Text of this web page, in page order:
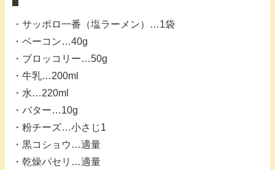
・サッポロ一番（塩ラーメン）…1袋
・ベーコン…40g
・ブロッコリー…50g
・牛乳…200ml
・水…220ml
・バター…10g
・粉チーズ…小さじ1
・黒コショウ…適量
・乾燥パセリ…適量